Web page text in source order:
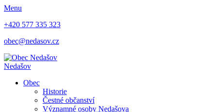
Menu
+420 577 335 323
obec@nedasov.cz
Nedašov
Obec
Historie
Čestné občanství
Významné osoby Nedašova